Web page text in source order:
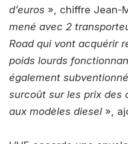
d’euros », chiffre Jean-
mené avec 2
Road qui vont acquérir
poids lourds
également
surcoût sur les prix des
aux modèles diesel »,